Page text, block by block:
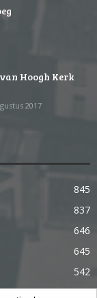
Hoogh Kerk
2017
845
837
646
645
542
363